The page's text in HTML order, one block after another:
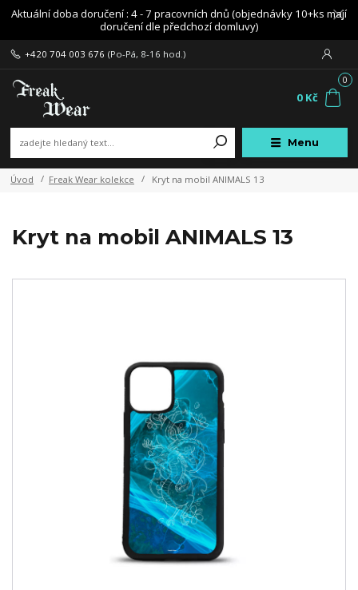
Aktuální doba doručení : 4 - 7 pracovních dnů (objednávky 10+ks mají
doručení dle předchozí domluvy)
Menu
+420 704 003 676 (Po-Pá, 8-16 hod.)
0
0 Kč
Úvod Freak Wear kolekce Kryt na mobil ANIMALS 13
Kryt na mobil ANIMALS 13